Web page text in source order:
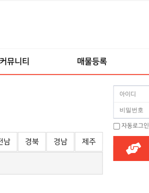
커뮤니티 매물등록
남 경북 경남 제주
자동로그인